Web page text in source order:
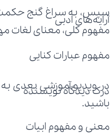
آرایه‌های ادبی
مفهوم عبارات کنایی
درک دیدگاه نویسنده
معنی و مفهوم ابیات
مفهوم کلی، معنای لغات
در ویدیو آموزشی بعدی
باشید.